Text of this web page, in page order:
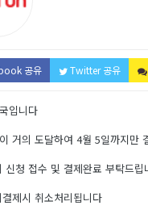
공유 Twitter 공유
입니다
거의 도달하여 4월 5일까지만
신청 접수 및 결제완료 부탁드립
제시 취소처리됩니다